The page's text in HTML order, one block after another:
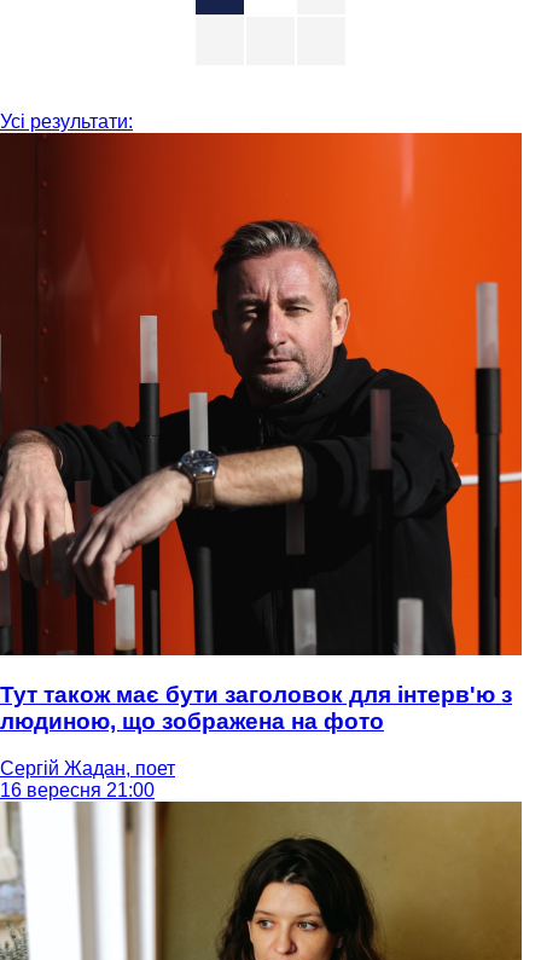
Усі результати:
Тут також має бути заголовок для інтерв'ю з
людиною, що зображена на фото
Сергій Жадан, поет
16 вересня 21:00